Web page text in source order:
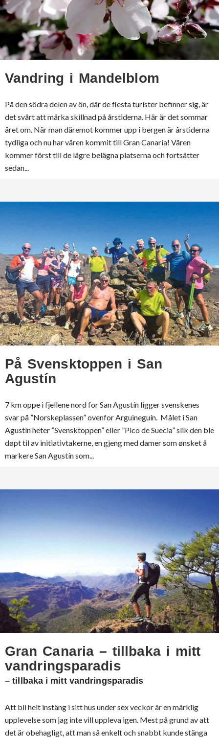
Vandring i Mandelblom
På den södra delen av ön, där de flesta turister befinner sig, är
det svårt att märka skillnad på årstiderna. Här är det sommar
året om. När man däremot kommer upp i bergen är årstiderna
tydliga och nu har våren kommit till Gran Canaria! Våren
kommer först till de lägre belägna platserna och fortsätter
sedan...
På Svensktoppen i San
Agustín
7 km oppe i fjellene nord for San Agustín ligger svenskenes
svar på ”Norskeplassen” ovenfor Arguineguín. Målet i San
Agustín heter ”Svensktoppen” eller ”Pico de Suecia” slik den ble
døpt til av initiativtakerne, en gjeng med damer som ønsket å
markere San Agustín som...
Gran Canaria – tillbaka i mitt
vandringsparadis
– tillbaka i mitt vandringsparadis
Att bli helt instäng i sitt hus under sex veckor är en märklig
upplevelse som jag inte vill uppleva igen. Mest på grund av att
det är obehagligt, att man så enkelt och snabbt kunde stänga